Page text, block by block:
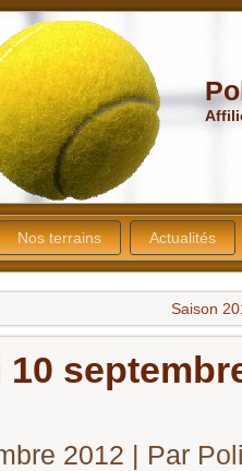
Nos terrains Actualités
Saison
2012 | Par